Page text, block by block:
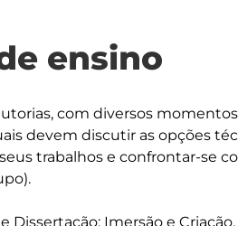
ensino
com diversos
devem discutir as opções
trabalhos e confrontar-se
Dissertação: Imersão e